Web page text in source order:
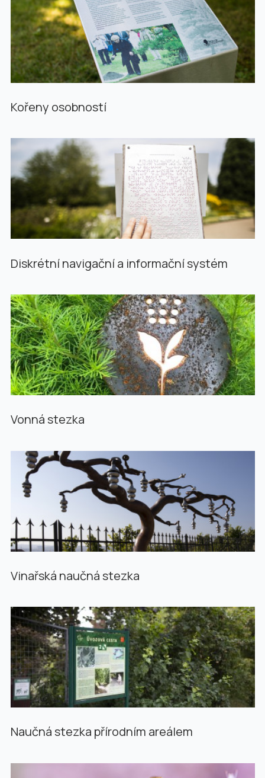
Kořeny osobností
Diskrétní navigační a informační systém
Vonná stezka
Vinařská naučná stezka
Naučná stezka přírodním areálem